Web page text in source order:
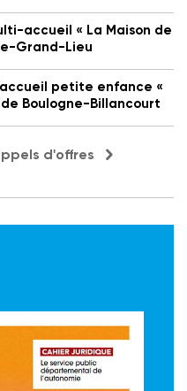
accueil « La Maison de
Grand-Lieu
petite enfance «
Boulogne-Billancourt
d'offres